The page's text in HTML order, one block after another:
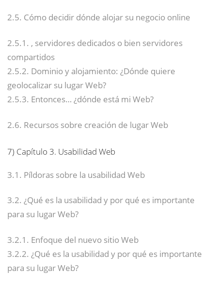
2.5. Cómo decidir dónde alojar su negocio online
2.5.1. , servidores dedicados o bien servidores
compartidos
2.5.2. Dominio y alojamiento: ¿Dónde quiere
geolocalizar su lugar Web?
2.5.3. Entonces… ¿dónde está mi Web?
2.6. Recursos sobre creación de lugar Web
7) Capítulo 3. Usabilidad Web
3.1. Píldoras sobre la usabilidad Web
3.2. ¿Qué es la usabilidad y por qué es importante
para su lugar Web?
3.2.1. Enfoque del nuevo sitio Web
3.2.2. ¿Qué es la usabilidad y por qué es importante
para su lugar Web?